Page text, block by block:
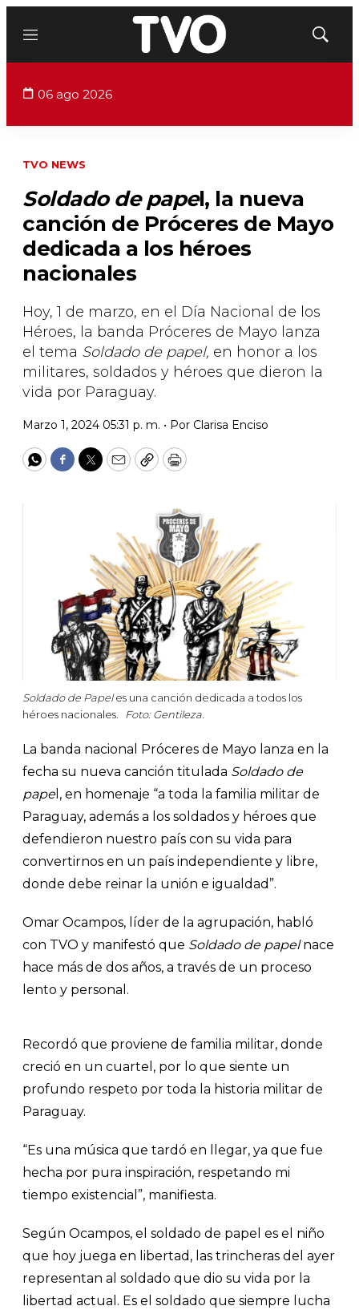
Menú
Mostrar
06 ago 2026
TVO NEWS
Soldado de papel, la nueva
canción de Próceres de Mayo
dedicada a los héroes
nacionales
Hoy, 1 de marzo, en el Día Nacional de los
Héroes, la banda Próceres de Mayo lanza
el tema Soldado de papel, en honor a los
militares, soldados y héroes que dieron la
vida por Paraguay.
Marzo 1, 2024 05:31 p. m. • Por Clarisa Enciso
WhatsApp
Facebook
Twitter
EmailCopyPrint
Soldado de Papeles una canción dedicada a todos los
héroes nacionales.
Foto: Gentileza.
La banda nacional Próceres de Mayo lanza en la
fecha su nueva canción titulada Soldado de
papel, en homenaje “a toda la familia militar de
Paraguay, además a los soldados y héroes que
defendieron nuestro país con su vida para
convertirnos en un país independiente y libre,
donde debe reinar la unión e igualdad”.
Omar Ocampos, líder de la agrupación, habló
con TVO y manifestó que Soldado de papelnace
hace más de dos años, a través de un proceso
lento y personal.
Recordó que proviene de familia militar, donde
creció en un cuartel, por lo que siente un
profundo respeto por toda la historia militar de
Paraguay.
“Es una música que tardó en llegar, ya que fue
hecha por pura inspiración, respetando mi
tiempo existencial”, manifiesta.
Según Ocampos, el soldado de papel es el niño
que hoy juega en libertad, las trincheras del ayer
representan al soldado que dio su vida por la
libertad actual. Es el soldado que siempre lucha